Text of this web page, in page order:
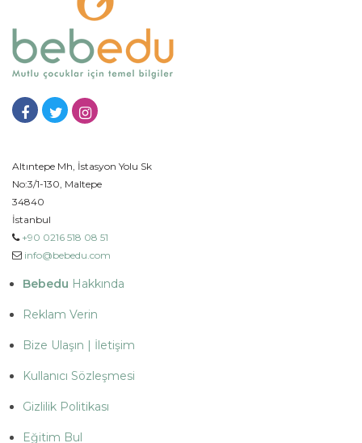
Altıntepe Mh, İstasyon Yolu Sk
No:3/1-130, Maltepe
34840
İstanbul
+90 0216 518 08 51
info@bebedu.com
Bebedu Hakkında
Reklam Verin
Bize Ulaşın | İletişim
Kullanıcı Sözleşmesi
Gizlilik Politikası
Eğitim Bul